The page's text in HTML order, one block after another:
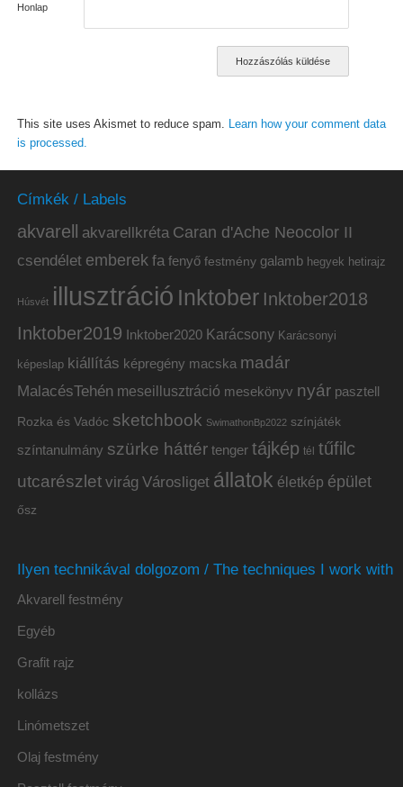
Honlap
This site uses Akismet to reduce spam.
Learn how your comment data
is processed.
Címkék / Labels
akvarell akvarellkréta Caran d'Ache Neocolor II
csendélet emberek fa fenyő festmény galamb hegyek hetirajz
Húsvét illusztráció Inktober Inktober2018
Inktober2019 Inktober2020 Karácsony Karácsonyi
képeslap kiállítás képregény macska madár
MalacésTehén meseillusztráció mesekönyv nyár pasztell
Rozka és Vadóc sketchbook SwimathonBp2022 színjáték
színtanulmány szürke háttér tenger tájkép tél tűfilc
utcarészlet virág Városliget állatok életkép épület
ősz
Ilyen technikával dolgozom / The techniques I work with
Akvarell festmény
Egyéb
Grafit rajz
kollázs
Linómetszet
Olaj festmény